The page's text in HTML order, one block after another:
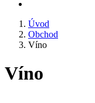
Úvod
Obchod
Víno
Víno